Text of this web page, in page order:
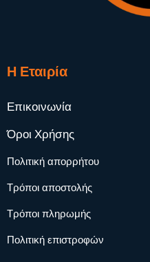
Η Εταιρία
Επικοινωνία
Όροι Χρήσης
Πολιτική απορρήτου
Τρόποι αποστολής
Τρόποι πληρωμής
Πολιτική επιστροφών